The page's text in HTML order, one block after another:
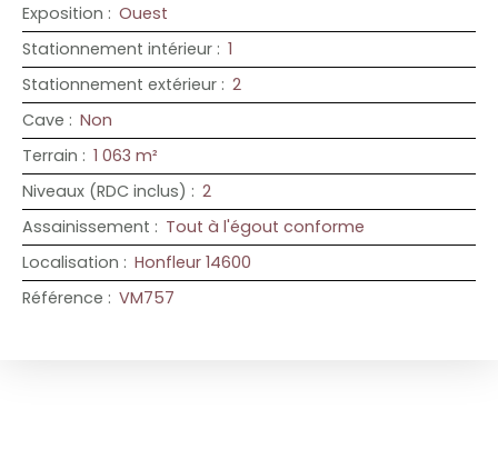
Exposition : Ouest
Stationnement intérieur : 1
Stationnement extérieur : 2
Cave : Non
Terrain : 1 063 m²
Niveaux (RDC inclus) : 2
Assainissement : Tout à l'égout conforme
Localisation : Honfleur 14600
Référence : VM757